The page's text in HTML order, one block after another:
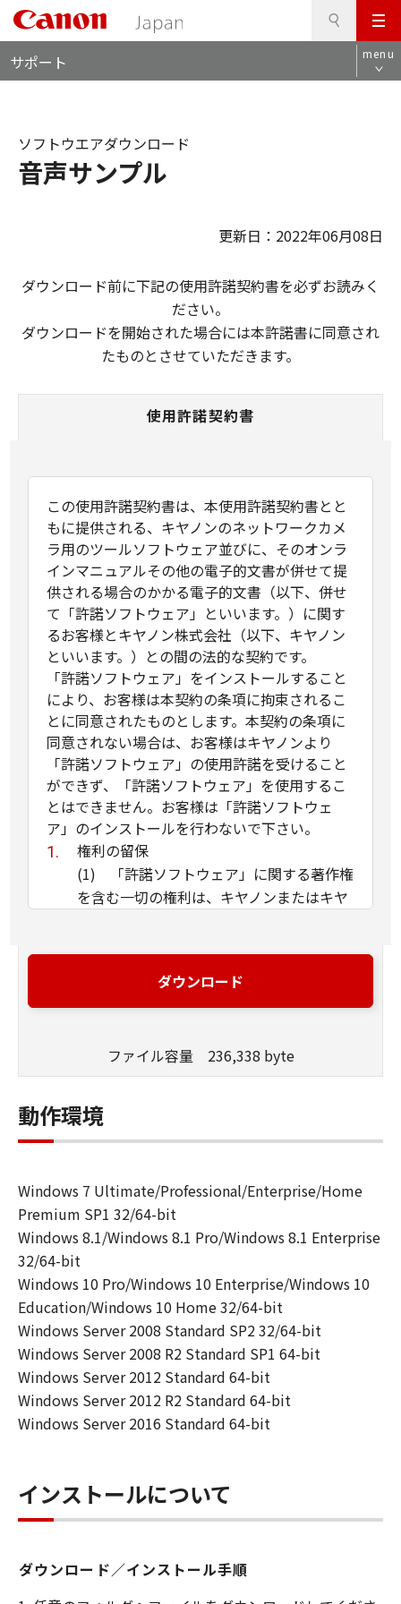
メ
ニ
ュ
サポート menu
音声サンプル
ソフトウエアダウンロード
更新日：2022年06月08日
ダウンロード前に下記の使用許諾契約書を必ずお読みく
ださい。
ダウンロードを開始された場合には本許諾書に同意され
たものとさせていただきます。
使用許諾契約書
この使用許諾契約書は、本使用許諾契約書とと
もに提供される、キヤノンのネットワークカメ
ラ用のツールソフトウェア並びに、そのオンラ
インマニュアルその他の電子的文書が併せて提
供される場合のかかる電子的文書（以下、併せ
て「許諾ソフトウェア」といいます。）に関す
るお客様とキヤノン株式会社（以下、キヤノン
といいます。）との間の法的な契約です。
「許諾ソフトウェア」をインストールすること
により、お客様は本契約の条項に拘束されるこ
とに同意されたものとします。本契約の条項に
同意されない場合は、お客様はキヤノンより
「許諾ソフトウェア」の使用許諾を受けること
ができず、「許諾ソフトウェア」を使用するこ
とはできません。お客様は「許諾ソフトウェ
ア」のインストールを行わないで下さい。
権利の留保
(1) 「許諾ソフトウェア」に関する著作権
を含む一切の権利は、キヤノンまたはキヤ
いかなる知的財産権も、明示たると黙示た
るとを問わず、お客様に譲渡または許諾さ
(3) お客様は、「許諾ソフトウェア」に含
まれるキヤノンまたはキヤノンのライセン
サーの著作権表示を変更、除去または削除
してはなりません。
(1) お客様は、「許諾ソフトウェア」を、
対応するキヤノンのネットワークカメラ製
品を使用する目的のために、お客様のコン
ピュータにおいて使用（「使用」とは、
「許諾ソフトウェア」をインストールする
こと、または表示すること、アクセスする
こと、読み出すこと、もしくは実行するこ
とのいずれも含むものとします。）するこ
とができます。
(2) お客様は、バックアップの目的での
み、「許諾ソフトウェア」を１コピー複製
ェア」に含まれているすべての著作権表示
を含めた形で複製を行うものとし、また、
媒体上に、「許諾ソフトウェア」に表示さ
れているものと同一の著作権表示を行うも
ダウンロード
ファイル容量 236,338 byte
動作環境
Windows 7 Ultimate/Professional/Enterprise/Home
Premium SP1 32/64-bit
Windows 8.1/Windows 8.1 Pro/Windows 8.1 Enterprise
32/64-bit
Windows 10 Pro/Windows 10 Enterprise/Windows 10
Education/Windows 10 Home 32/64-bit
Windows Server 2008 Standard SP2 32/64-bit
Windows Server 2008 R2 Standard SP1 64-bit
Windows Server 2012 Standard 64-bit
Windows Server 2012 R2 Standard 64-bit
Windows Server 2016 Standard 64-bit
インストールについて
ダウンロード／インストール手順